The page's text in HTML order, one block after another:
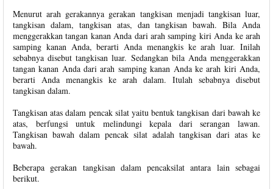
Menurut arah gerakannya gerakan tangkisan menjadi tangkisan luar,
tangkisan dalam, tangkisan atas, dan tangkisan bawah. Bila Anda
menggerakkan tangan kanan Anda dari arah samping kiri Anda ke arah
samping kanan Anda, berarti Anda menangkis ke arah luar. Inilah
sebabnya disebut tangkisan luar. Sedangkan bila Anda menggerakkan
tangan kanan Anda dari arah samping kanan Anda ke arah kiri Anda,
berarti Anda menangkis ke arah dalam. Itulah sebabnya disebut
tangkisan dalam.
Tangkisan atas dalam pencak silat yaitu bentuk tangkisan dari bawah ke
atas, berfungsi untuk melindungi kepala dari serangan lawan.
Tangkisan bawah dalam pencak silat adalah tangkisan dari atas ke
bawah.
Beberapa gerakan tangkisan dalam pencaksilat antara lain sebagai
berikut.